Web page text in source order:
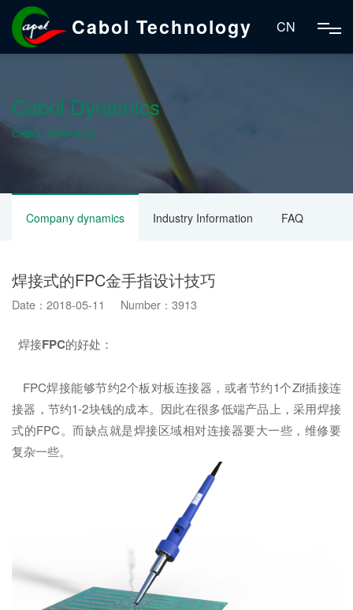
Cabol Technology CN
Cabol Dynamics
CABOL DYNAMICS
Company dynamics Industry Information FAQ
焊接式的FPC金手指设计技巧
Date：2018-05-11 Number：3913
焊接FPC的好处：
FPC焊接能够节约2个板对板连接器，或者节约1个Zif插接连
接器，节约1-2块钱的成本。因此在很多低端产品上，采用焊接
式的FPC。而缺点就是焊接区域相对连接器要大一些，维修要
复杂一些。